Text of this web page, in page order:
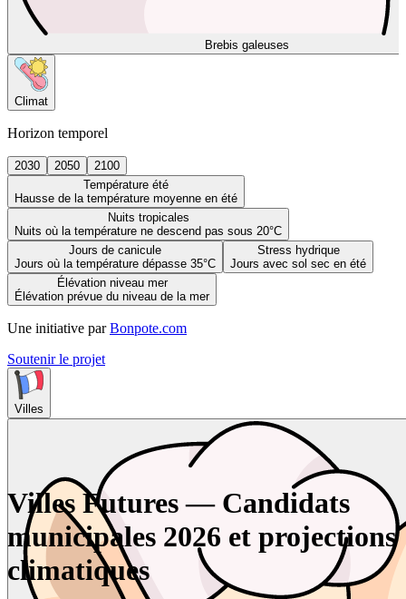
Brebis galeuses
Climat
Horizon temporel
2030 2050
2100
Température été
Hausse de la température moyenne en été
Nuits tropicales
Nuits où la température ne descend pas sous 20°C
Jours de canicule
Jours où la température dépasse 35°C
Stress hydrique
Jours avec sol sec en été
Élévation niveau mer
Élévation prévue du niveau de la mer
Une initiative par Bonpote.com
Soutenir le projet
Villes
Villes Futures — Candidats
municipales 2026 et projections
climatiques